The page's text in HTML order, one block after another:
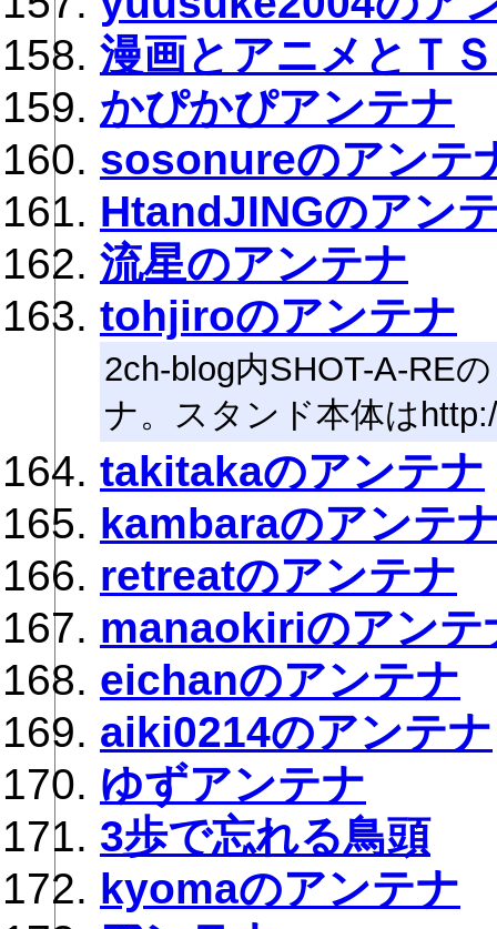
漫画とアニメとＴ
かぴかぴアンテナ
sosonureのアンテ
HtandJINGのアン
流星のアンテナ
tohjiroのアンテナ
2ch-blog内SHOT-A-RE
ナ。スタンド本体は
takitakaのアンテナ
kambaraのアンテ
retreatのアンテナ
manaokiriのアンテ
eichanのアンテナ
aiki0214のアンテナ
ゆずアンテナ
3歩で忘れる鳥頭
kyomaのアンテナ